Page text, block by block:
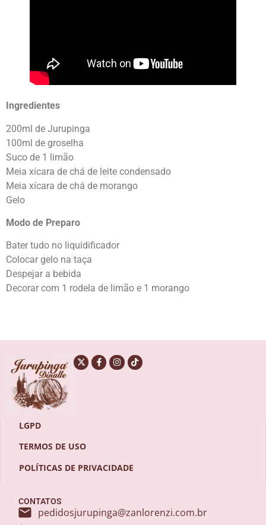
Ingredientes
200ml de Jurupinga
100ml de groselha
Suco de 1 limão
Meia xícara de chá de leite condensado
Meia xícara de chá de morango
Gelo
Modo de Preparo
Bater tudo no liquidificador
Colocar gelo na taça
Despejar a bebida
Decorar com 1 rodela de limão e 1 morango
LGPD
TERMOS DE USO
POLÍTICAS DE PRIVACIDADE
CONTATOS
pedidosjurupinga@zanlorenzi.com.br